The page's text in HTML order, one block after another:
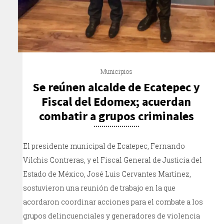
Municipios
Se reúnen alcalde de Ecatepec y
Fiscal del Edomex; acuerdan
combatir a grupos criminales
El presidente municipal de Ecatepec, Fernando
Vilchis Contreras, y el Fiscal General de Justicia del
Estado de México, José Luis Cervantes Martínez,
sostuvieron una reunión de trabajo en la que
acordaron coordinar acciones para el combate a los
grupos delincuenciales y generadores de violencia